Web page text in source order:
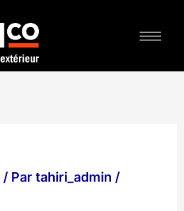
/ Partahiri_admin/